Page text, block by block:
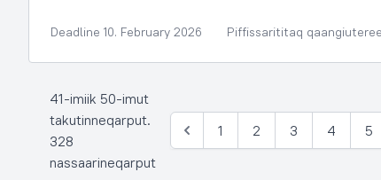
Deadline 10. February 2026 Piffissarititaq
41-imiik 50-imut
takutinneqarput.
328
nassaarineqarput
Siulia
1 2 3 4 5